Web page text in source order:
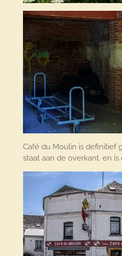
Café du Moulin is definitief
staat aan de overkant. en